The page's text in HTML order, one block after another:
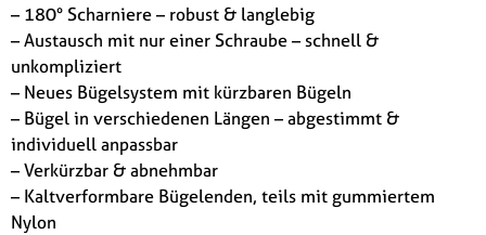
– 180° Scharniere – robust & langlebig
– Austausch mit nur einer Schraube – schnell &
unkompliziert
– Neues Bügelsystem mit kürzbaren Bügeln
– Bügel in verschiedenen Längen – abgestimmt &
individuell anpassbar
– Verkürzbar & abnehmbar
– Kaltverformbare Bügelenden, teils mit gummiertem
Nylon